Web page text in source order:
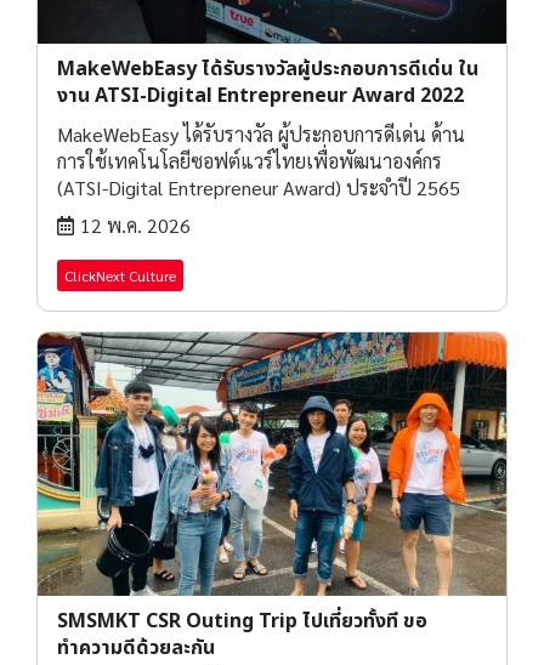
MakeWebEasy ได้รับรางวัลผู้ประกอบการดีเด่น ใน
งาน ATSI-Digital Entrepreneur Award 2022
MakeWebEasy ได้รับรางวัล ผู้ประกอบการดีเด่น ด้าน
การใช้เทคโนโลยีซอฟต์แวร์ไทยเพื่อพัฒนาองค์กร
(ATSI-Digital Entrepreneur Award) ประจำปี 2565
12 พ.ค. 2026
ClickNext Culture
SMSMKT CSR Outing Trip ไปเที่ยวทั้งที ขอ
ทำความดีด้วยละกัน